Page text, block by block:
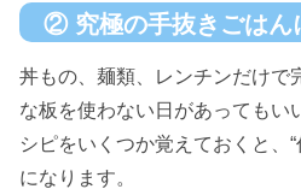
② 究極の手抜きごはん
丼もの、麺類、レンチンだけで
な板を使わない日があってもい
シピをいくつか覚えておくと、
になります。